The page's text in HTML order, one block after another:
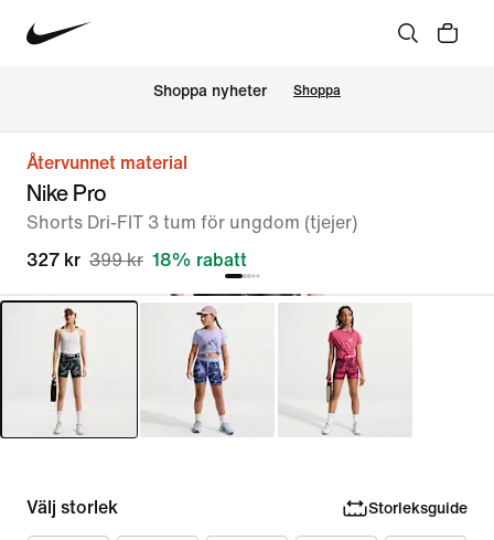
Shoppa nyheter Shoppa
Återvunnet material
Nike Pro
Shorts Dri-FIT 3 tum för ungdom (tjejer)
327 kr 399 kr 18% rabatt
Välj storlek Storleksguide